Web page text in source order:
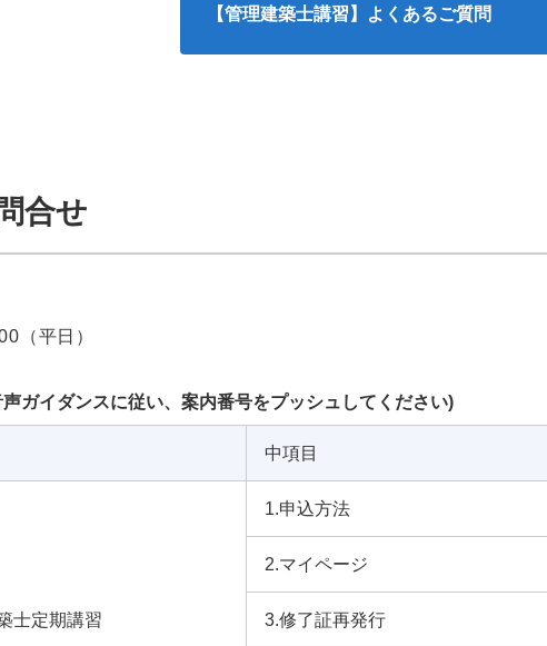
【管理建築士講習】よくあるご質問
合せ
（平日）
ガイダンスに従い、案内番号をプッシュしてください)
中項目
士定期講習
1.申込方法
2.マイページ
3.修了証再発行